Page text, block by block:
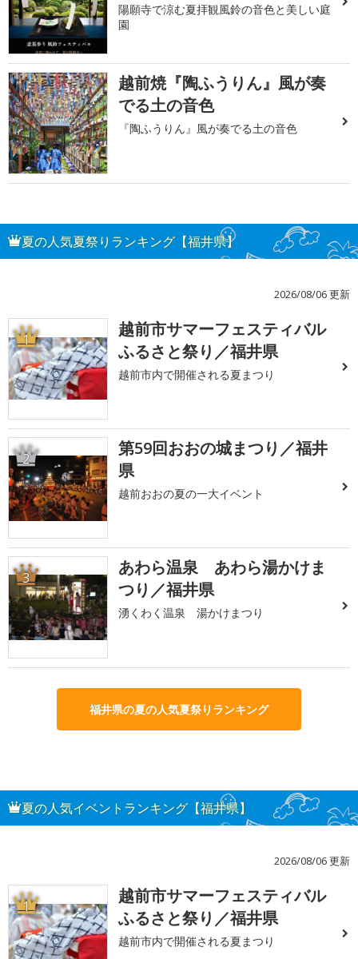
陽願寺で涼む夏拝観風鈴の音色と美しい庭
園
越前焼『陶ふうりん』風が奏
でる土の音色
『陶ふうりん』風が奏でる土の音色
夏の人気夏祭りランキング【福井県】
2026/08/06 更新
1
越前市サマーフェスティバル
ふるさと祭り／福井県
越前市内で開催される夏まつり
2
第59回おおの城まつり／福井
県
越前おおの夏の一大イベント
3
あわら温泉 あわら湯かけま
つり／福井県
湧くわく温泉 湯かけまつり
福井県の夏の人気夏祭りランキング
夏の人気イベントランキング【福井県】
2026/08/06 更新
1
越前市サマーフェスティバル
ふるさと祭り／福井県
越前市内で開催される夏まつり